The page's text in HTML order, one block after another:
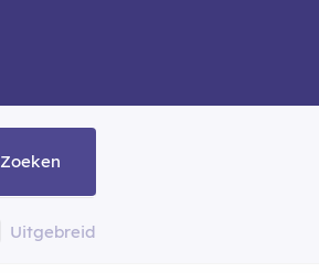
Zoeken
Uitgebreid